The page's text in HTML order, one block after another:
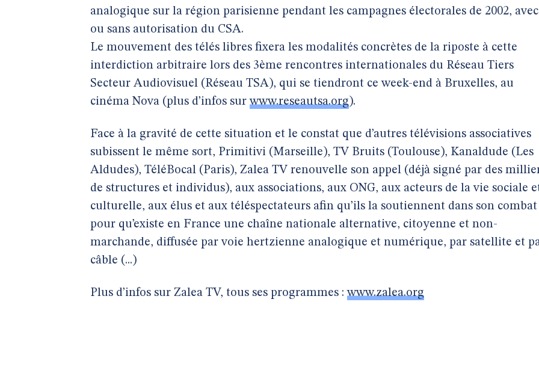
analogique sur la région parisienne pendant les campagnes électorales de 2002, avec
ou sans autorisation du CSA.
Le mouvement des télés libres fixera les modalités concrètes de la riposte à cette
interdiction arbitraire lors des 3ème rencontres internationales du Réseau Tiers
Secteur Audiovisuel (Réseau TSA), qui se tiendront ce week-end à Bruxelles, au
cinéma Nova (plus d’infos surwww.reseautsa.org).
Face à la gravité de cette situation et le constat que d’autres télévisions associatives
subissent le même sort, Primitivi (Marseille), TV Bruits (Toulouse), Kanaldude (Les
Aldudes), TéléBocal (Paris), Zalea TV renouvelle son appel (déjà signé par des
de structures et individus), aux associations, aux ONG, aux acteurs de la vie sociale
culturelle, aux élus et aux téléspectateurs afin qu’ils la soutiennent dans son combat
pour qu’existe en France une chaîne nationale alternative, citoyenne et non-
marchande, diffusée par voie hertzienne analogique et numérique, par satellite et
câble (...)
Plus d’infos sur Zalea TV, tous ses programmes :www.zalea.org